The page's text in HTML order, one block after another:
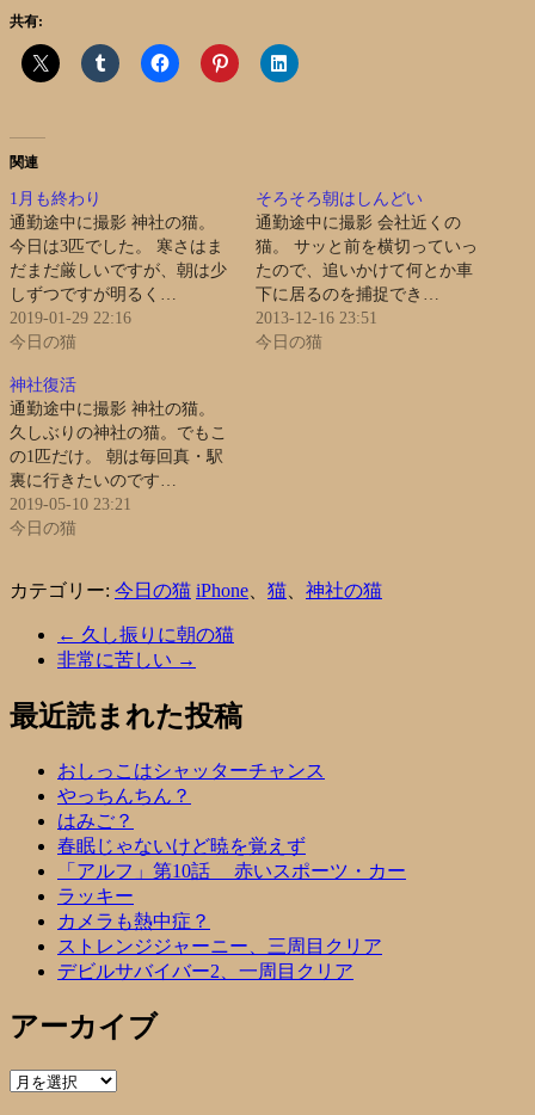
共有:
関連
1月も終わり
通勤途中に撮影 神社の猫。
今日は3匹でした。 寒さはま
だまだ厳しいですが、朝は少
しずつですが明るく…
2019-01-29 22:16
今日の猫
そろそろ朝はしんどい
通勤途中に撮影 会社近くの
猫。 サッと前を横切っていっ
たので、追いかけて何とか車
下に居るのを捕捉でき…
2013-12-16 23:51
今日の猫
神社復活
通勤途中に撮影 神社の猫。
久しぶりの神社の猫。でもこ
の1匹だけ。 朝は毎回真・駅
裏に行きたいのです…
2019-05-10 23:21
今日の猫
カテゴリー: 今日の猫 iPhone 猫 神社の猫
← 久し振りに朝の猫
非常に苦しい →
最近読まれた投稿
おしっこはシャッターチャンス
やっちんちん？
はみご？
春眠じゃないけど暁を覚えず
「アルフ」第10話 赤いスポーツ・カー
ラッキー
カメラも熱中症？
ストレンジジャーニー、三周目クリア
デビルサバイバー2、一周目クリア
アーカイブ
ア